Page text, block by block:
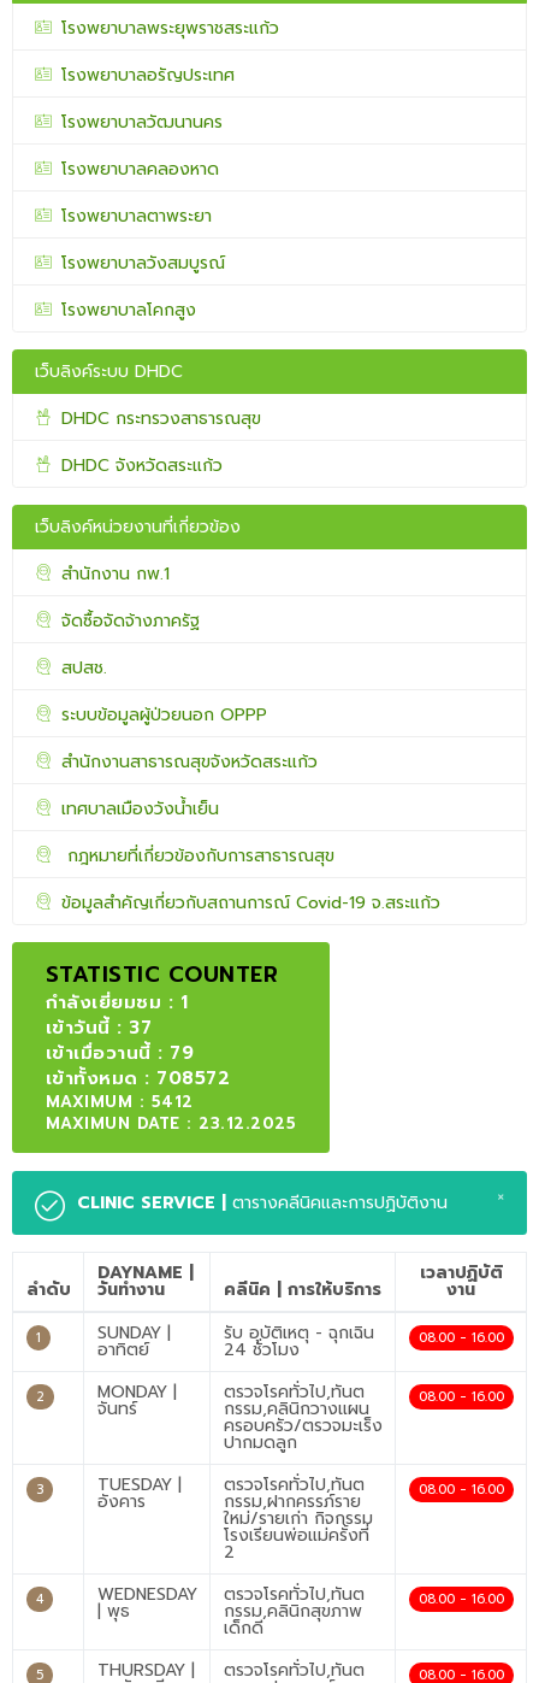
โรงพยาบาลพระยุพราชสระแก้ว
โรงพยาบาลอรัญประเทศ
โรงพยาบาลวัฒนานคร
โรงพยาบาลคลองหาด
โรงพยาบาลตาพระยา
โรงพยาบาลวังสมบูรณ์
โรงพยาบาลโคกสูง
เว็บลิงค์ระบบ DHDC
DHDC กระทรวงสาธารณสุข
DHDC จังหวัดสระแก้ว
เว็บลิงค์หน่วยงานที่เกี่ยวข้อง
สำนักงาน กพ.1
จัดซื้อจัดจ้างภาครัฐ
สปสช.
ระบบข้อมูลผู้ป่วยนอก OPPP
สำนักงานสาธารณสุขจังหวัดสระแก้ว
เทศบาลเมืองวังน้ำเย็น
กฎหมายที่เกี่ยวข้องกับการสาธารณสุข
ข้อมูลสำคัญเกี่ยวกับสถานการณ์ Covid-19 จ.สระแก้ว
STATISTIC COUNTER
กำลังเยี่ยมชม : 1
เข้าวันนี้ : 37
เข้าเมื่อวานนี้ : 79
เข้าทั้งหมด : 708572
MAXIMUM : 5412
MAXIMUN DATE : 23.12.2025
×
CLINIC SERVICE |ตารางคลีนิคและการปฏิบัติงาน
ลำดับ
DAYNAME |
วันทำงาน คลีนิค | การให้บริการ
เวลาปฏิบัติ
งาน
1 SUNDAY |
อาทิตย์
รับ อุบัติเหตุ - ฉุกเฉิน
24 ชั่วโมง 08.00 - 16.00
2 MONDAY |
จันทร์
ตรวจโรคทั่วไป,ทันต
กรรม,คลินิกวางแผน
ครอบครัว/ตรวจมะเร็ง
ปากมดลูก
08.00 - 16.00
3 TUESDAY |
อังคาร
ตรวจโรคทั่วไป,ทันต
กรรม,ฝากครรภ์ราย
ใหม่/รายเก่า กิจกรรม
โรงเรียนพ่อแม่ครั้งที่
2
08.00 - 16.00
4 WEDNESDAY
| พุธ
ตรวจโรคทั่วไป,ทันต
กรรม,คลินิกสุขภาพ
เด็กดี
08.00 - 16.00
5 THURSDAY | ตรวจโรคทั่วไป,ทันต 08.00 - 16.00